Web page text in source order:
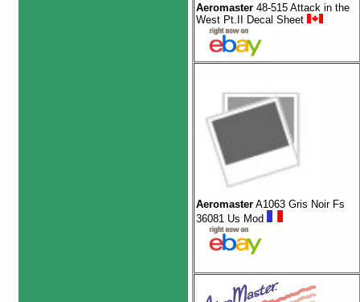
Aeromaster48-515 Attack in the
West Pt.II Decal Sheet
AeromasterA1063 Gris Noir Fs
36081 Us Mod